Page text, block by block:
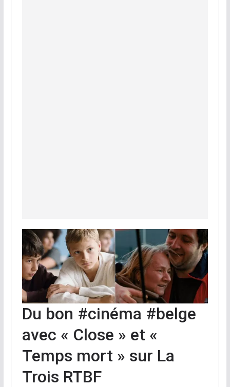
Du bon #cinéma #belge
avec « Close » et «
Temps mort » sur La
Trois RTBF